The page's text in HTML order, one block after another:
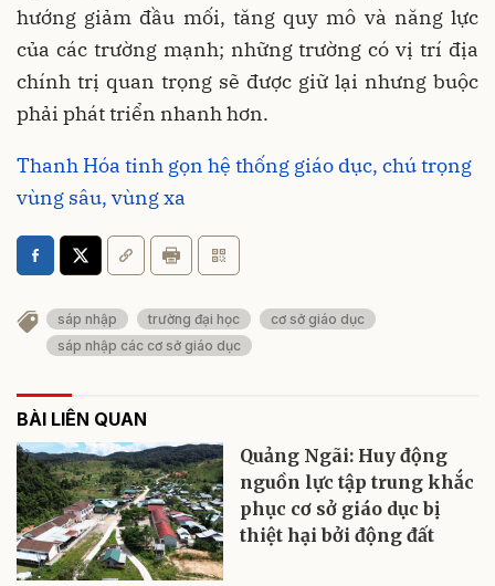
hướng giảm đầu mối, tăng quy mô và năng lực
của các trường mạnh; những trường có vị trí địa
chính trị quan trọng sẽ được giữ lại nhưng buộc
phải phát triển nhanh hơn.
Thanh Hóa tinh gọn hệ thống giáo dục, chú trọng
vùng sâu, vùng xa
sáp nhập trường đại học
cơ sở giáo dục
sáp nhập các cơ sở giáo dục
BÀI LIÊN QUAN
Quảng Ngãi: Huy động
nguồn lực tập trung khắc
phục cơ sở giáo dục bị
thiệt hại bởi động đất